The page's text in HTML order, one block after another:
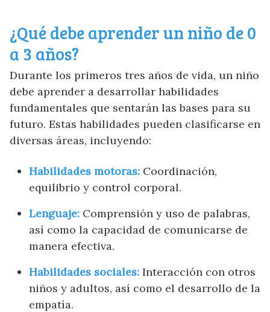
¿Qué debe aprender un niño de 0
a 3 años?
Durante los primeros tres años de vida, un niño
debe aprender a desarrollar habilidades
fundamentales que sentarán las bases para su
futuro. Estas habilidades pueden clasificarse en
diversas áreas, incluyendo:
Habilidades motoras: Coordinación,
equilibrio y control corporal.
Lenguaje: Comprensión y uso de palabras,
así como la capacidad de comunicarse de
manera efectiva.
Habilidades sociales: Interacción con otros
niños y adultos, así como el desarrollo de la
empatía.